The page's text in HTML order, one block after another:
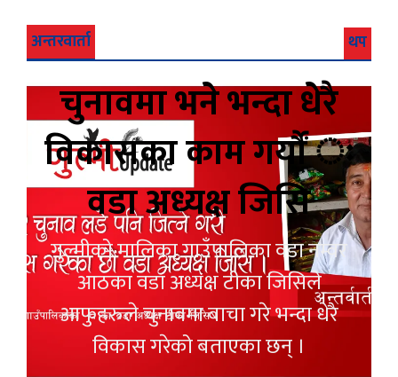
अन्तरवार्ता थप
चुनावमा भने भन्दा धेरै
विकासका काम गर्यौं ः
वडा अध्यक्ष जिसि
गुल्मीको मालिका गाउँपालिका वडा नम्वर
आठका वडा अध्यक्ष टीका जिसिले
आफुहरुले चुनावमा बाचा गरे भन्दा धेरै
विकास गरेको बताएका छन् ।